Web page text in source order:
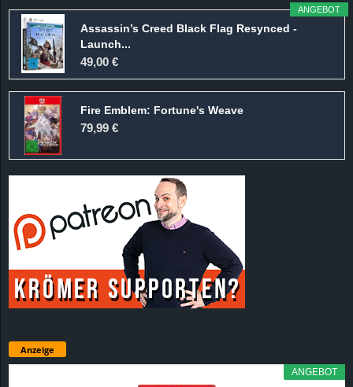
ANGEBOT
Assassin’s Creed Black Flag Resynced -
Launch...
49,00 €
Fire Emblem: Fortune's Weave
79,99 €
Anzeige
ANGEBOT